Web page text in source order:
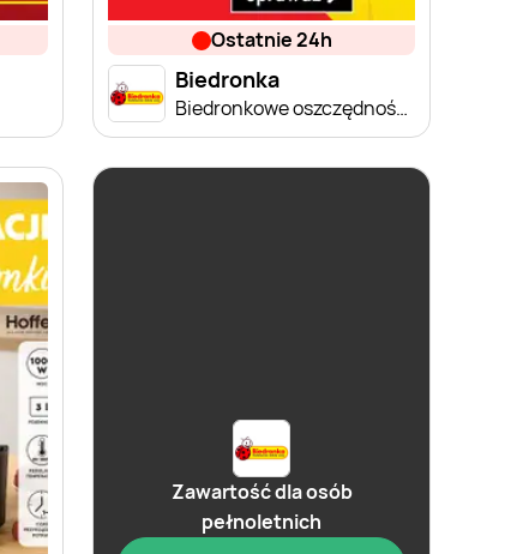
ostatnie 24h
Biedronka
Biedronkowe oszczędności od czwartku
Zawartość dla osób
pełnoletnich